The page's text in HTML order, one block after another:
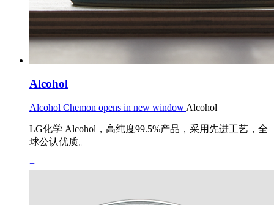
Alcohol
Alcohol Chemon opens in new window Alcohol
LG化学 Alcohol，高纯度99.5%产品，采用先进工艺，全
球公认优质。
+